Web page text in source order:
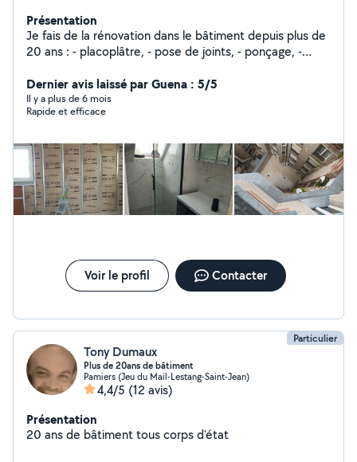
Présentation
Je fais de la rénovation dans le bâtiment depuis plus de
20 ans : - placoplâtre, - pose de joints, - ponçage, -
réparation de fissure, - isolation, - faux plafonds, -
peinture, - réfection de murs en pierre - enduit de
façade, - crépis... Devis gratuit sur demande. N'hésitez
visuel de mes réalisations.
Dernier avis laissé par Guena : 5/5
Il y a plus de 6 mois
Rapide et efficace
Voir le profil Contacter
Particulier
Tony Dumaux
Plus de 20ans de bâtiment
Pamiers (Jeu du Mail-Lestang-Saint-Jean)
4,4/5 (12 avis)
Présentation
20 ans de bâtiment tous corps d'état